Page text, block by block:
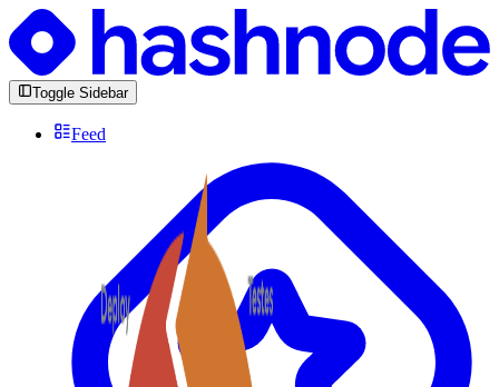
Toggle Sidebar
Feed